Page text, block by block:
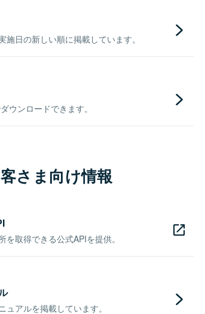
日の新しい順に掲載しています。
ウンロードできます。
さま向け情報
取得できる公式APIを提供。
アルを掲載しています。